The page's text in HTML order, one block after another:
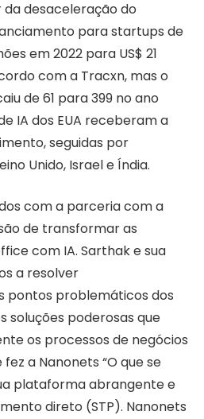
desaceleração do
para startups de
em 2022 para US$ 21
com a Tracxn, mas o
de 61 para 399 no ano
IA dos EUA receberam a
seguidas por
Unido, Israel e Índia.
com a parceria com a
de transformar as
com IA. Sarthak e sua
a resolver
pontos problemáticos dos
soluções poderosas que
os processos de negócios
a Nanonets “O que se
plataforma abrangente e
direto (STP). Nanonets